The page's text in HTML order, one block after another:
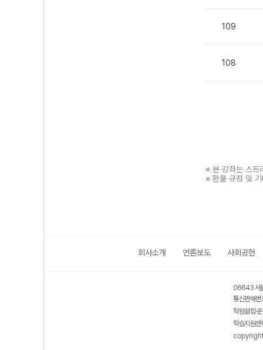
109
108
※ 본 강좌는 스트
※ 환불 규정 및
회사소개 언론보도 사회공헌
06643 서
통신판매
학원설립·
학습지원